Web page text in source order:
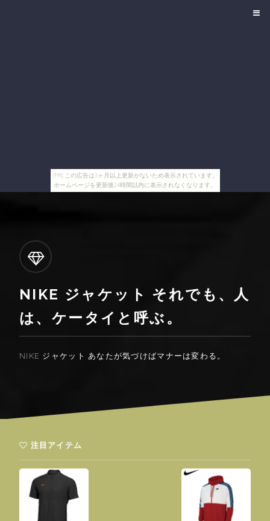
[PR] この広告は3ヶ月以上更新がないため表示されています。
ホームページを更新後24時間以内に表示されなくなります。
NIKE ジャケット それでも、人
は、ケータイと呼ぶ。
NIKE ジャケット あなたが気づけばマナーは変わる。
注目アイテム